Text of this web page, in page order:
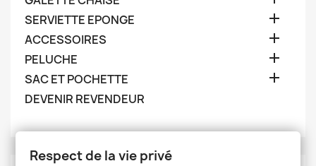
SERVIETTE EPONGE 
ACCESSOIRES 
PELUCHE 
SAC ET POCHETTE 
DEVENIR REVENDEUR
Respect de la vie privé